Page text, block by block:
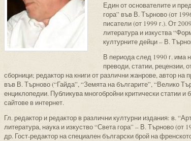
Един от основателите и
гора” във В. Търново (от
писатели (от 1999 г.). От
литература и изкуства
културните дейци – В.
В периода след 1990 г. има
преводи, статии, рецензии,
сборници; редактор на книги от различни жанрове, автор
във В. Търново (“Гайда”, “Земята на българите”, “Велико
енциклопедии. Публикува многобройни критически статии
сайтове в интернет.
Гл. редактор и редактор в различни културни издания: в.
литература, наука и изкуство “Света гора” – В. Търново (от
др. Гост-редактор на специален български брой на